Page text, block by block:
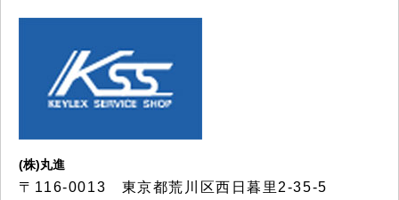
(株)丸進
〒116-0013 東京都荒川区西日暮里2-35-5